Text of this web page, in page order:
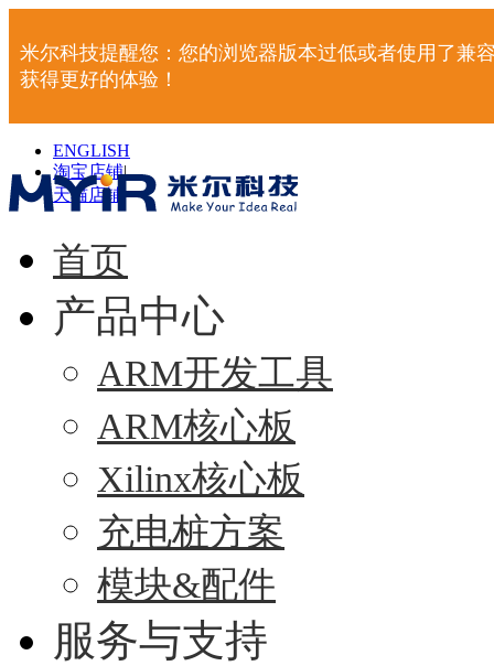
米尔科技提醒您：您的浏览器版本过低或者使用了兼
获得更好的体验！
ENGLISH
淘宝店铺|
天猫店铺 |
首页
产品中心
ARM开发工具
ARM核心板
Xilinx核心板
充电桩方案
模块&配件
服务与支持